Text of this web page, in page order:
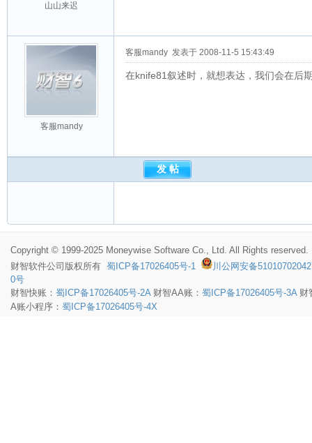
山山来迟
客服mandy
客服mandy 发表于 2008-11-5 15:43:49
在knife81叙述时，就想表达，我们会在后
Copyright © 1999-2025 Moneywise Software Co., Ltd. All Rights reserved.
财智软件公司版权所有 蜀ICP备17026405号-1
川公网安备
0号
财智快账： 蜀ICP备17026405号-2A财智AA账： 蜀ICP备17026405号-3A财
A账小程序： 蜀ICP备17026405号-4X